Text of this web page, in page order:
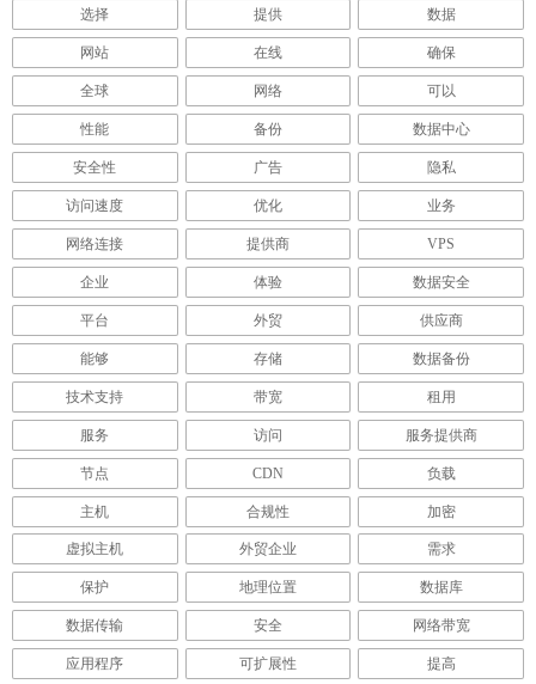
动
持
均
选择 提供 数据
网站 在线 确保
全球 网络 可以
性能 备份 数据中心
安全性 广告 隐私
访问速度 优化 业务
网络连接 提供商 VPS
企业 体验 数据安全
平台 外贸 供应商
能够 存储 数据备份
技术支持 带宽 租用
服务 访问 服务提供商
节点 CDN 负载
主机 合规性 加密
虚拟主机 外贸企业 需求
保护 地理位置 数据库
数据传输 安全 网络带宽
应用程序 可扩展性 提高